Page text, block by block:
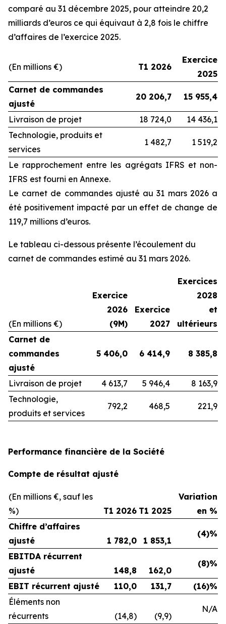
comparé au 31 décembre 2025, pour atteindre 20,2
milliards d’euros ce qui équivaut à 2,8 fois le chiffre
d’affaires de l’exercice 2025.
(En millions €) T1 2026
Exercice
2025
Carnet de commandes
ajusté
20 206,7 15 955,4
Livraison de projet 18 724,0
14 436,1
Technologie, produits et
services
1 482,7 1 519,2
Le rapprochement entre les agrégats IFRS et non-
IFRS est fourni en Annexe.
Le carnet de commandes ajusté au 31 mars 2026 a
été positivement impacté par un effet de change de
119,7 millions d’euros.
Le tableau ci-dessous présente l’écoulement du
carnet de commandes estimé au 31 mars 2026.
(En millions €)
Exercice
2026
(9M)
Exercice
2027
Exercices
2028
et
ultérieurs
Carnet de
commandes
ajusté
5 406,0 6 414,9 8 385,8
Livraison de projet 4 613,7 5 946,4
8 163,9
Technologie,
produits et services
792,2 468,5 221,9
Performance financière de la Société
Compte de résultat ajusté
(En millions €, sauf les
%)
T1 2026 T1 2025
Variation
en %
Chiffre d’affaires
ajusté
1 782,0 1 853,1
(4)%
EBITDA récurrent
ajusté
148,8 162,0
(8)%
EBIT récurrent ajusté 110,0 131,7
(16)%
Éléments non
récurrents
(14,8) (9,9)
N/A